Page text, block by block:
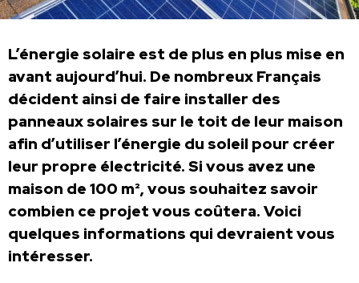
L’énergie solaire est de plus en plus mise en
avant aujourd’hui. De nombreux Français
décident ainsi de faire installer des
panneaux solaires sur le toit de leur maison
afin d’utiliser l’énergie du soleil pour créer
leur propre électricité. Si vous avez une
maison de 100 m², vous souhaitez savoir
combien ce projet vous coûtera. Voici
quelques informations qui devraient vous
intéresser.